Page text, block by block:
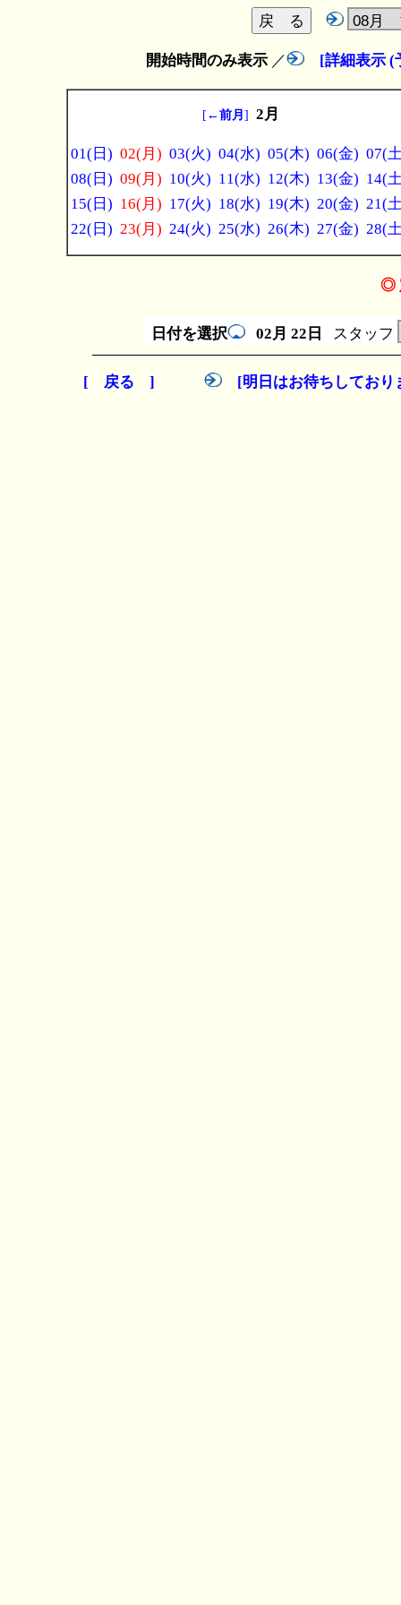
開始時間のみ表示 ／ [詳細表示 (
[ ←前月 ] 2月
01(日) 02(月) 03(火) 04(水) 05(木) 06(金) 07(
08(日) 09(月) 10(火) 11(水) 12(木) 13(金) 14(
15(日) 16(月) 17(火) 18(水) 19(木) 20(金) 21(
22(日) 23(月) 24(火) 25(水) 26(木) 27(金) 28(
◎
日付を選択 02月 22日 スタッフ
[ 戻る ] [明日はお待ちしてお